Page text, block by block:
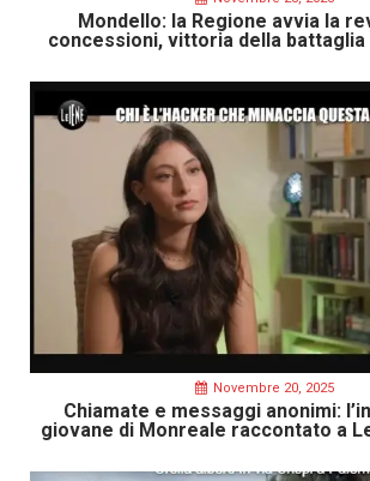
Mondello: la Regione avvia la
concessioni, vittoria della battaglia
Novembre 20, 2025
Chiamate e messaggi anonimi:
giovane di Monreale raccontato a